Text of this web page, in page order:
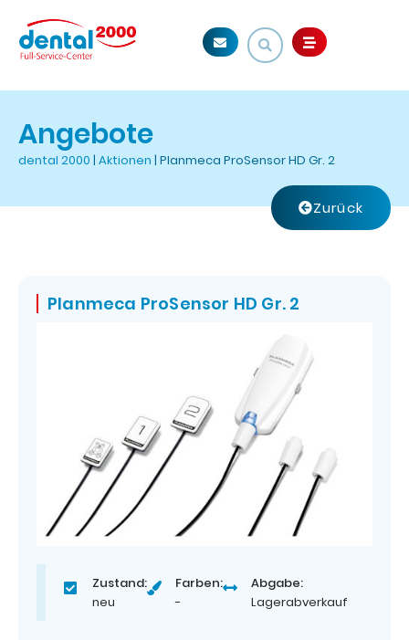
Angebote
dental 2000 | Aktionen | Planmeca ProSensor HD Gr. 2
Zurück
Planmeca ProSensor HD Gr. 2
Zustand:
neu
Farben:
-
Abgabe:
Lagerabverkauf